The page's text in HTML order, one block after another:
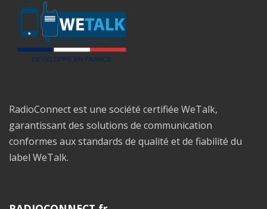
RadioConnect est une société certifiée WeTalk,
garantissant des solutions de communication
conformes aux standards de qualité et de fiabilité du
label WeTalk.